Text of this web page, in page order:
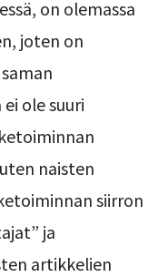
on olemassa
joten on
ole suuri
naisten
siirron
ja
artikkelien